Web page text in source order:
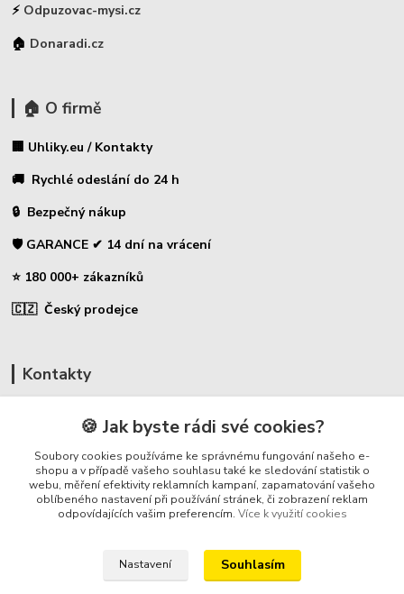
⚡ Odpuzovac-mysi.cz
🏠 Donaradi.cz
🏠 O firmě
🏢 Uhliky.eu / Kontakty
🚚 Rychlé odeslání do 24 h
🔒 Bezpečný nákup
🛡️ GARANCE ✔ 14 dní na vrácení
⭐ 180 000+ zákazníků
🇨🇿 Český prodejce
Kontakty
🛡️ Zákaznická podpora
📞 728 007 997
⏰ Po-Pá - 7:00 - 13:30
info@repulse.cz
🍪 Jak byste rádi své cookies?
Soubory cookies používáme ke správnému fungování našeho e-
shopu a v případě vašeho souhlasu také ke sledování statistik o
webu, měření efektivity reklamních kampaní, zapamatování vašeho
oblíbeného nastavení při používání stránek, či zobrazení reklam
odpovídajících vašim preferencím. Více k využití cookies
Nastavení Souhlasím